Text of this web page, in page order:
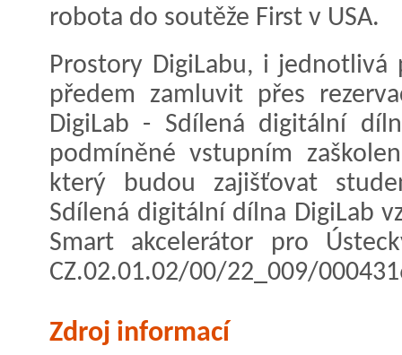
robota do soutěže First v USA.
Prostory DigiLabu, i
předem zamluvit přes
DigiLab - Sdílená digitální
podmíněné vstupním
který budou zajišťovat
Sdílená digitální dílna DigiLab
Smart akcelerátor pro
CZ.02.01.02/00/22_009/
Zdroj informací